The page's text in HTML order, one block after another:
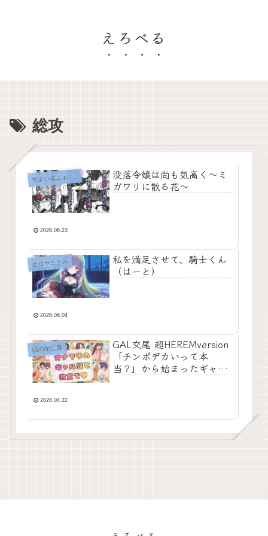
えろべる
総攻
すまいるふぉらんかんぱにぃ。
没落令嬢は尚も気高く〜ミ
ガワリに散る花〜
2026.06.23
クロヤエクス
私を満足させて、騎士くん
（はーと）
2026.06.04
ほのか工房
GAL交尾 超HEREMversion
「チンポデカいって本
当？」から始まったギャル
2026.04.22